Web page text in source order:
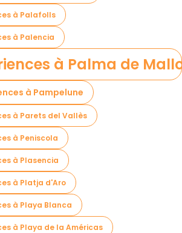
à Palafolls
à Palencia
à Palma de
à Pampelune
à Parets del Vallès
à Peniscola
à Plasencia
à Platja d'Aro
à Playa Blanca
à Playa de la Américas